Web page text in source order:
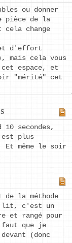
ou donner
pièce de la
change
et d'effort
mais cela vous
cet espace, et
"mérité" cet
secondes,
plus
Et même le soir
la méthode
lit, c'est un
et rangé pour
que je
(donc